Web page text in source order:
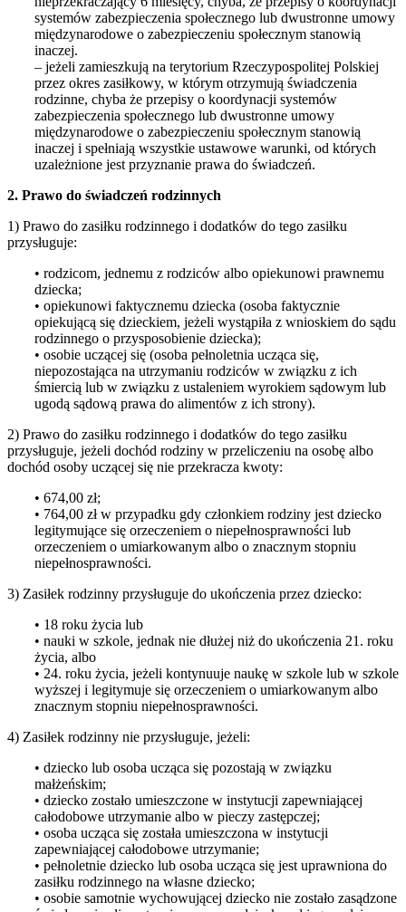
systemów zabezpieczenia społecznego lub dwustronne umowy
międzynarodowe o zabezpieczeniu społecznym stanowią
inaczej.
– jeżeli zamieszkują na terytorium Rzeczypospolitej Polskiej
przez okres zasiłkowy, w którym otrzymują świadczenia
rodzinne, chyba że przepisy o koordynacji systemów
zabezpieczenia społecznego lub dwustronne umowy
międzynarodowe o zabezpieczeniu społecznym stanowią
inaczej i spełniają wszystkie ustawowe warunki, od których
uzależnione jest przyznanie prawa do świadczeń.
2. Prawo do świadczeń rodzinnych
1) Prawo do zasiłku rodzinnego i dodatków do tego zasiłku
przysługuje:
• rodzicom, jednemu z rodziców albo opiekunowi prawnemu
dziecka;
• opiekunowi faktycznemu dziecka (osoba faktycznie
opiekującą się dzieckiem, jeżeli wystąpiła z wnioskiem do sądu
rodzinnego o przysposobienie dziecka);
• osobie uczącej się (osoba pełnoletnia ucząca się,
niepozostająca na utrzymaniu rodziców w związku z ich
śmiercią lub w związku z ustaleniem wyrokiem sądowym lub
ugodą sądową prawa do alimentów z ich strony).
2) Prawo do zasiłku rodzinnego i dodatków do tego zasiłku
przysługuje, jeżeli dochód rodziny w przeliczeniu na osobę albo
dochód osoby uczącej się nie przekracza kwoty:
• 674,00 zł;
• 764,00 zł w przypadku gdy członkiem rodziny jest dziecko
legitymujące się orzeczeniem o niepełnosprawności lub
orzeczeniem o umiarkowanym albo o znacznym stopniu
niepełnosprawności.
3) Zasiłek rodzinny przysługuje do ukończenia przez dziecko:
• 18 roku życia lub
• nauki w szkole, jednak nie dłużej niż do ukończenia 21. roku
życia, albo
• 24. roku życia, jeżeli kontynuuje naukę w szkole lub w szkole
wyższej i legitymuje się orzeczeniem o umiarkowanym albo
znacznym stopniu niepełnosprawności.
4) Zasiłek rodzinny nie przysługuje, jeżeli:
• dziecko lub osoba ucząca się pozostają w związku
małżeńskim;
• dziecko zostało umieszczone w instytucji zapewniającej
całodobowe utrzymanie albo w pieczy zastępczej;
• osoba ucząca się została umieszczona w instytucji
zapewniającej całodobowe utrzymanie;
• pełnoletnie dziecko lub osoba ucząca się jest uprawniona do
zasiłku rodzinnego na własne dziecko;
• osobie samotnie wychowującej dziecko nie zostało zasądzone